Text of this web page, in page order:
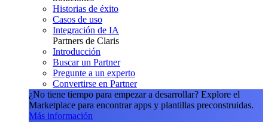
Historias de éxito
Casos de uso
Integración de IA
Partners de Claris
Introducción
Buscar un Partner
Pregunte a un experto
Convertirse en Partner
¿No tiene tiempo para empezar a desarrollar? Explore el
Marketplace para encontrar apps y plantillas preconstruidas.
Más información